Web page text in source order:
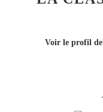
Voir le profil de